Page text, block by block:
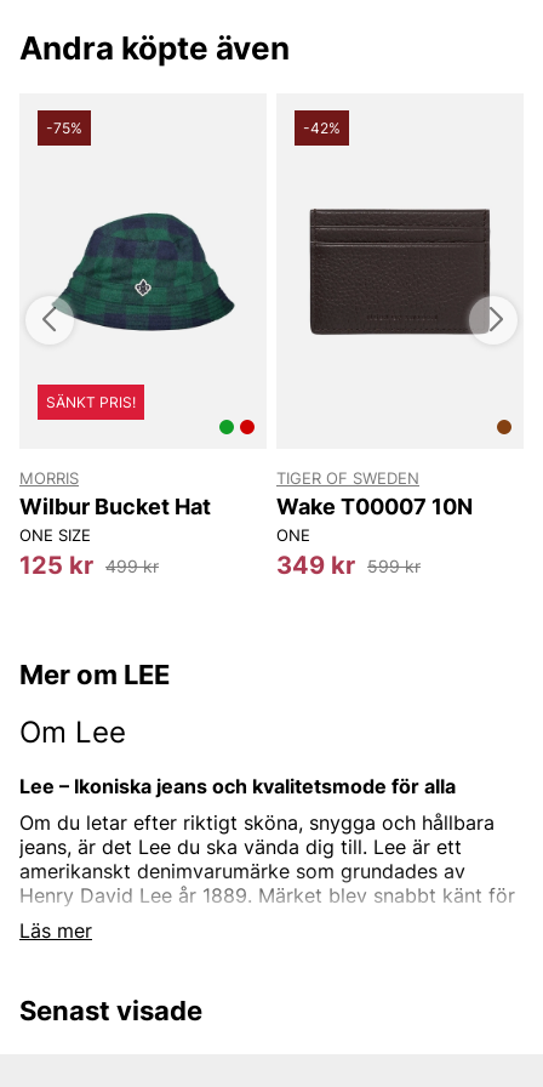
Andra köpte även
-75%
SÄNKT PRIS!
MORRIS
Wilbur Bucket Hat
ONE SIZE
125 kr 499 kr
-42%
TIGER OF SWEDEN
Wake T00007 10N
ONE
349 kr 599 kr
Mer om LEE
Läs mer
Om Lee
Lee – Ikoniska jeans och kvalitetsmode för alla
Om du letar efter riktigt sköna, snygga och hållbara
jeans, är det Lee du ska vända dig till. Lee är ett
amerikanskt denimvarumärke som grundades av
Henry David Lee år 1889. Märket blev snabbt känt för
sina ikoniska "Rider Jeans," som lanserades på 1920-
talet. Dessa uttrycksfulla jeans, utrustade med gylf,
erfarenhet fortsätter Lee att vara en föregångare inom
Senast visade